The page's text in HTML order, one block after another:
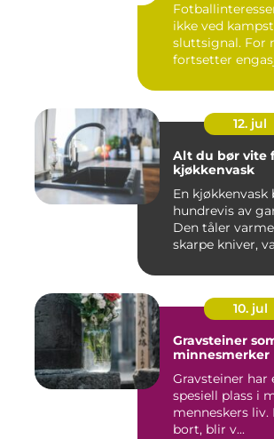
ikke ved
sluttsignal. For
fortsetter
12. jul
Alt du bør vite
kjøkkenvask
En kjøkkenvask
hundrevis av
Den tåler
skarpe kniver,
10. jul
Gravsteiner
minnesmerker
Gravsteiner har
spesiell plass i
menneskers liv.
bort, blir v...